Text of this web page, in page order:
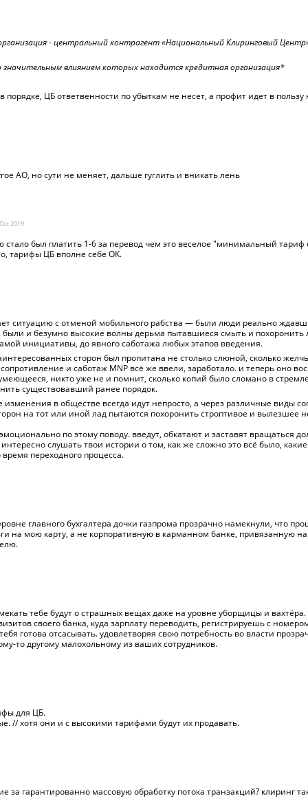
- центральный контрагент «Национальный Клиринговый
влиянием которых находится кредитная организация*
порядке, ЦБ ответвенности по убыткам не несет, а профит идет в
АО, но сути не меняет, дальше гуглить и вникать лень
2019
стало был платить 1-6 за перевод чем это веселое "минимальный тариф
тарифы ЦБ вполне себе ОК.
ситуацию с отменой мобильного рабства — были люди реально
были и безумно высокие волны дерьма пытавшиеся смыть и
инициативы, до явного саботажа любых этапов введения.
сторон был пропитана не столько слюной, сколько
и саботаж MNP всё же ввели, заработало. и теперь оно
никто уже не и помнит, сколько копий было сломано в
существовавший ранее порядок.
в обществе всегда идут непросто, а через различные виды
на тот или иной лад пытаются похоронить строптивое и вылезшее
по этому поводу. введут, обкатают и заставят вращаться
слушать твои истории о том, как же сложно это всё было,
переходного процесса.
главного бухгалтера дочки газпрома прозрачно намекнули, что
на мою карту, а не корпоративную в карманном банке, привязанную на
тебе будут о страшных вещах даже на уровне уборщицы и
своего банка, куда зарплату переводить, регистрируешь с
готова отсасывать. удовлетворяя свою потребность во власти
то другому малохольному из ваших сотрудников.
для ЦБ.
// хотя они и с высокими тарифами будут их продавать.
за гарантированно массовую обработку потока транзакций? клиринг